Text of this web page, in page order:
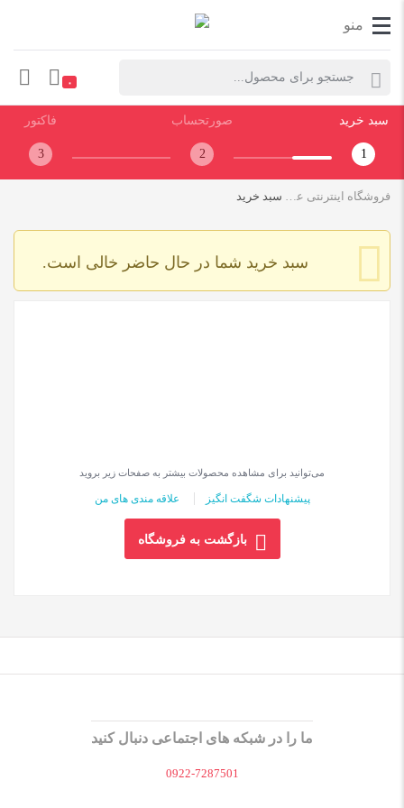
۰
سبد خرید
1
صورتحساب
2
فاکتور
3
فروشگاه اینترنتی علی یو پی اس | aliups internet shop سبد خرید
سبد خرید شما در حال حاضر خالی است.
می‌توانید برای مشاهده محصولات بیشتر به صفحات زیر بروید
پیشنهادات شگفت انگیز علاقه مندی های من
بازگشت به فروشگاه
ما را در شبکه های اجتماعی دنبال کنید
0922-7287501